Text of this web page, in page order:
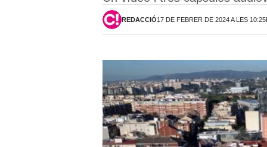
REDACCIÓ17 DE FEBRER DE 2024 A LES